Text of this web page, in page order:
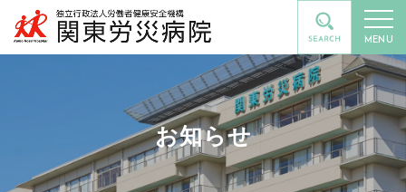
MENU
お知らせ